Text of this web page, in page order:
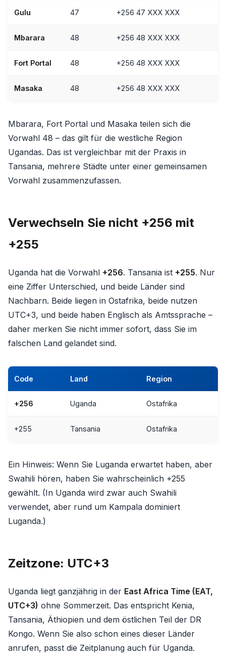
Gulu 47 +256 47 XXX XXX
Mbarara 48 +256 48 XXX XXX
Fort Portal 48 +256 48 XXX XXX
Masaka 48 +256 48 XXX XXX
Mbarara, Fort Portal und Masaka teilen sich die
Vorwahl 48 – das gilt für die westliche Region
Ugandas. Das ist vergleichbar mit der Praxis in
Tansania, mehrere Städte unter einer gemeinsamen
Vorwahl zusammenzufassen.
Verwechseln Sie nicht +256 mit
+255
Uganda hat die Vorwahl +256. Tansania ist +255. Nur
eine Ziffer Unterschied, und beide Länder sind
Nachbarn. Beide liegen in Ostafrika, beide nutzen
UTC+3, und beide haben Englisch als Amtssprache –
daher merken Sie nicht immer sofort, dass Sie im
falschen Land gelandet sind.
Code Land Region
+256 Uganda Ostafrika
+255 Tansania Ostafrika
Ein Hinweis: Wenn Sie Luganda erwartet haben, aber
Swahili hören, haben Sie wahrscheinlich +255
gewählt. (In Uganda wird zwar auch Swahili
verwendet, aber rund um Kampala dominiert
Luganda.)
Zeitzone: UTC+3
Uganda liegt ganzjährig in der East Africa Time (EAT,
UTC+3) ohne Sommerzeit. Das entspricht Kenia,
Tansania, Äthiopien und dem östlichen Teil der DR
Kongo. Wenn Sie also schon eines dieser Länder
anrufen, passt die Zeitplanung auch für Uganda.